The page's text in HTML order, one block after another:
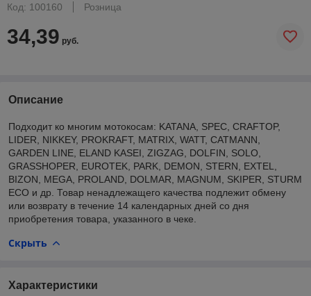
Код: 100160
Розница
34,39 руб.
Описание
Подходит ко многим мотокосам: KATANA, SPEC, CRAFTOP,
LIDER, NIKKEY, PROKRAFT, MATRIX, WATT, CATMANN,
GARDEN LINE, ELAND KASEI, ZIGZAG, DOLFIN, SOLO,
GRASSHOPER, EUROTEK, PARK, DEMON, STERN, EXTEL,
BIZON, MEGA, PROLAND, DOLMAR, MAGNUM, SKIPER, STURM
ECO и др. Товар ненадлежащего качества подлежит обмену
или возврату в течение 14 календарных дней со дня
приобретения товара, указанного в чеке.
Скрыть
Характеристики